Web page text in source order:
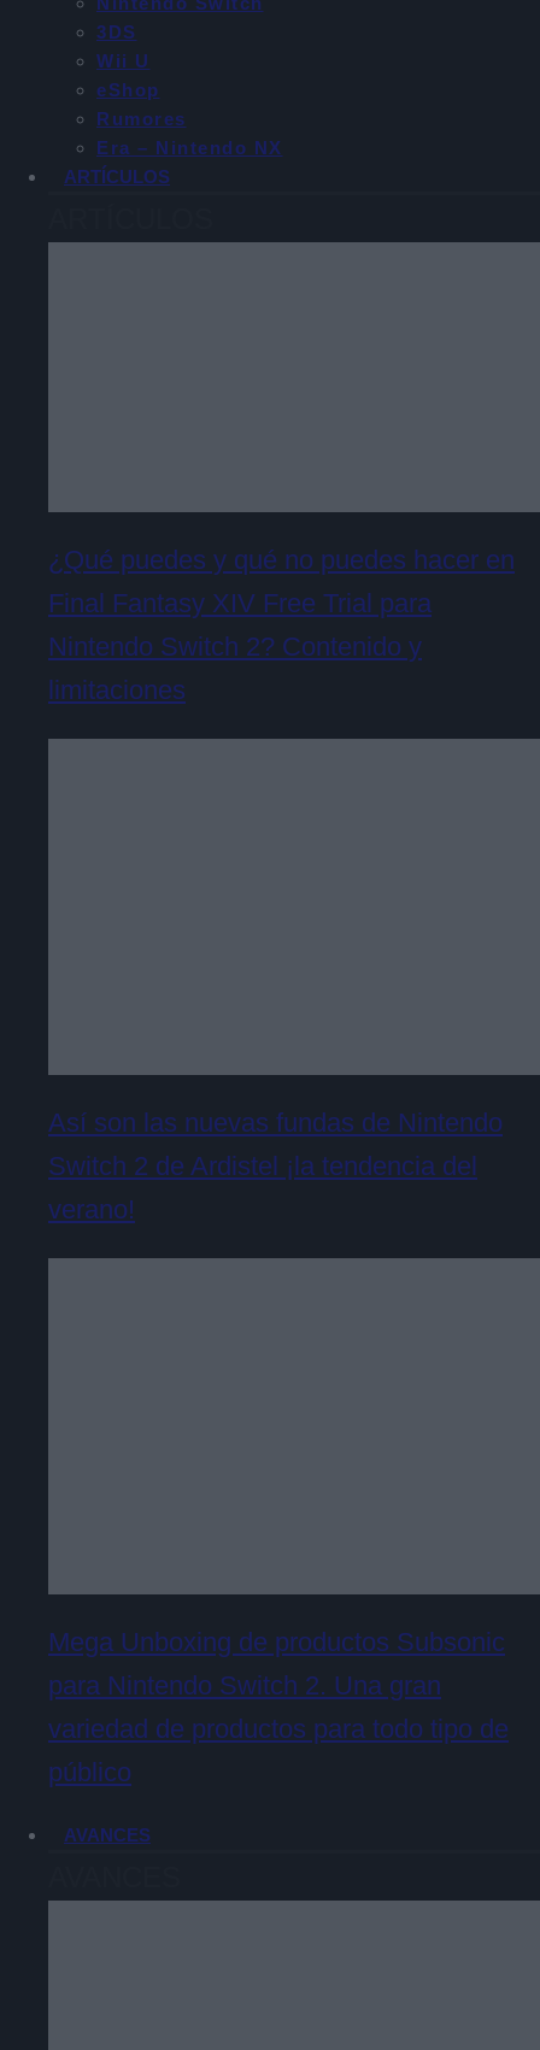
3DS
Wii U
eShop
Rumores
Era – Nintendo NX
ARTÍCULOS
¿Qué puedes y qué no puedes hacer en
Final Fantasy XIV Free Trial para
Nintendo Switch 2? Contenido y
limitaciones
Así son las nuevas fundas de Nintendo
Switch 2 de Ardistel ¡la tendencia del
verano!
Mega Unboxing de productos Subsonic
para Nintendo Switch 2. Una gran
variedad de productos para todo tipo de
público
AVANCES